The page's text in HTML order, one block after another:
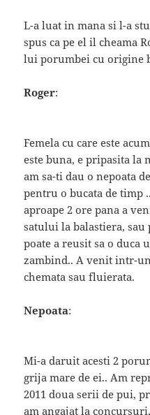
L-a luat in mana si l-a
spus ca pe el il cheama
lui porumbei cu origine
Roger:
Femela cu care este
este buna, e pripasita
am sa-ti dau o nepoata
pentru o bucata de timp
aproape 2 ore pana a
satului la balastiera,
poate a reusit sa o duca
zambind.. A venit intr-
chemata sau fluierata.
Nepoata:
Mi-a daruit acesti 2
grija mare de ei.. Am
2011 doua serii de pui,
am angajat la